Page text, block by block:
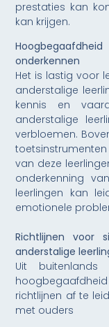
prestaties kan
kan krijgen.
onderkennen
Het is lastig voor
anderstalige
kennis en
anderstalige
verbloemen.
van deze
onderkenning
leerlingen kan
emotionele
Richtlijnen voor
anderstalige
Uit buitenlands
richtlijnen af te
met ouders